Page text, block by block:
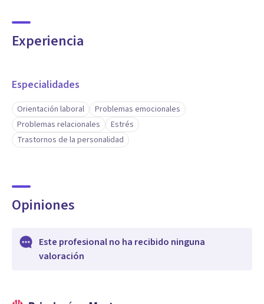
Experiencia
Especialidades
Orientación laboral
Problemas emocionales
Problemas relacionales
Estrés
Trastornos de la personalidad
Opiniones
Este profesional no ha recibido ninguna
valoración